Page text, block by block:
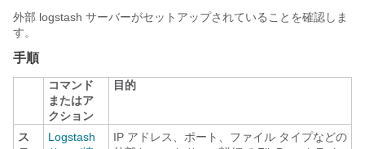
外部 logstash サーバーがセットアップされていることを確認しま
す。
手順
コマンド
またはア
クション
目的
ス
Logstash
IP アドレス、ポート、ファイル タイプなどの